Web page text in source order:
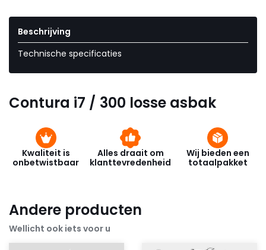
Beschrijving
Technische specificaties
Contura i7 / 300 losse asbak
Kwaliteit is
onbetwistbaar
Alles draait om
klanttevredenheid
Wij bieden een
totaalpakket
Andere producten
Wellicht ook iets voor u